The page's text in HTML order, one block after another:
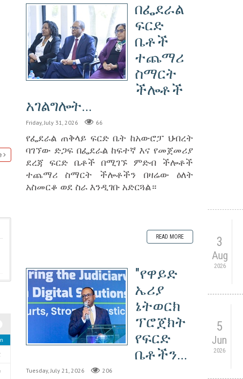
በፌደራል
ፍርድ
ቤቶች
ተጨማሪ
ስማርት
ችሎቶች
አገልግሎት...
Friday, July 31, 2026 66
የፌደራል ጠቅላይ ፍርድ ቤት ከአውሮፓ ህብረት
ባገኘው ድጋፍ በፌደራል ከፍተኛ እና የመጀመሪያ
ደረጃ ፍርድ ቤቶች በሚገኙ ምድብ ችሎቶች
ተጨማሪ ስማርት ችሎቶችን በዛሬው ዕለት
አስመርቆ ወደ ስራ እንዲገቡ አድርጓል።
READ MORE
"የዋይድ
ኤሪያ
ኔትወርክ
ፕሮጀክት
የፍርድ
ቤቶችን...
Tuesday, July 21, 2026 206
3
Aug
2026
5
Jun
2026